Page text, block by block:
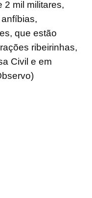
2 mil militares,
que estão
ribeirinhas,
Civil e em